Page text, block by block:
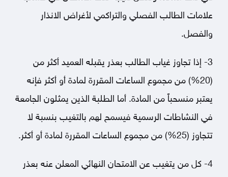
علامات الطالب الفصلي والتراكمي لأغراض الانذار
والفصل.
3- إذا تجاوز غياب الطالب بعذر يقبله العميد أكثر من
(20%) من مجموع الساعات المقررة لمادة أو أكثر فإنه
يعتبر منسحباً من المادة. أما الطلبة الذين يمثلون الجامعة
في النشاطات الرسمية فيسمح لهم بالتغيب بنسبة لا
تتجاوز (25%) من مجموع الساعات المقررة لمادة أو أكثر.
4- كل من يتغيب عن الامتحان النهائي المعلن عنه بعذر